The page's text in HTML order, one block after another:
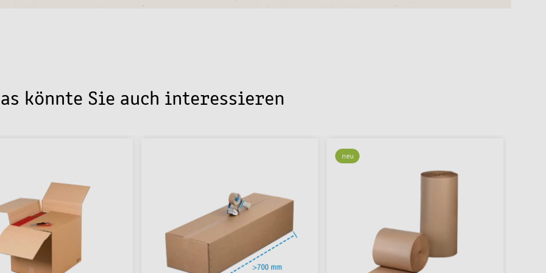
könnte Sie auch interessieren
neu